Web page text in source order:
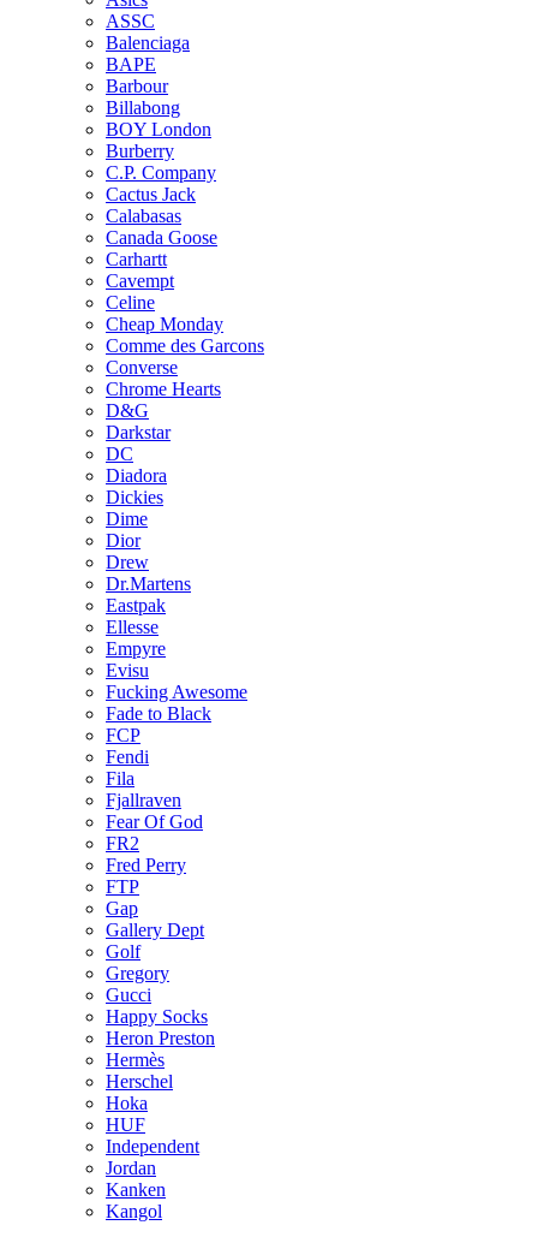
ASSC
Balenciaga
BAPE
Barbour
Billabong
BOY London
Burberry
C.P. Company
Cactus Jack
Calabasas
Canada Goose
Carhartt
Cavempt
Celine
Cheap Monday
Comme des Garcons
Converse
Chrome Hearts
D&G
Darkstar
DC
Diadora
Dickies
Dime
Dior
Drew
Dr.Martens
Eastpak
Ellesse
Empyre
Evisu
Fucking Awesome
Fade to Black
FCP
Fendi
Fila
Fjallraven
Fear Of God
FR2
Fred Perry
FTP
Gap
Gallery Dept
Golf
Gregory
Gucci
Happy Socks
Heron Preston
Hermès
Hersсhel
Hoka
HUF
Independent
Jordan
Kanken
Kangol